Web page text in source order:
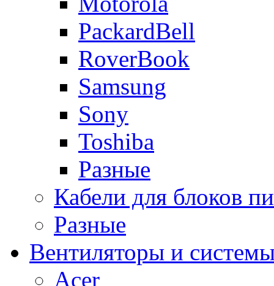
PackardBell
RoverBook
Samsung
Sony
Toshiba
Разные
Кабели для блоков
Разные
Вентиляторы и
Acer